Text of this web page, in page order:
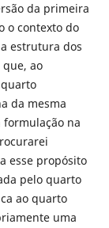
da primeira
o contexto do
estrutura dos
ao
da mesma
na
esse propósito
pelo quarto
ao quarto
uma